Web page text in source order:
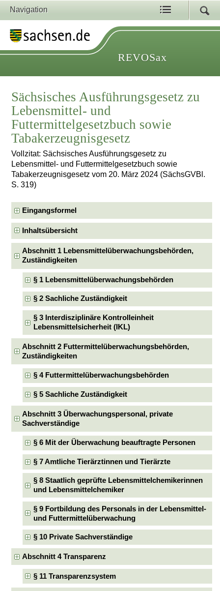
Navigation
REVOSax
Sächsisches Ausführungsgesetz zu
Lebensmittel- und
Futtermittelgesetzbuch sowie
Tabakerzeugnisgesetz
Vollzitat: Sächsisches Ausführungsgesetz zu
Lebensmittel- und Futtermittelgesetzbuch sowie
Tabakerzeugnisgesetz vom 20. März 2024 (SächsGVBl.
S. 319)
Eingangsformel
Inhaltsübersicht
Abschnitt 1 Lebensmittelüberwachungsbehörden,
Zuständigkeiten
§ 1 Lebensmittelüberwachungsbehörden
§ 2 Sachliche Zuständigkeit
§ 3 Interdisziplinäre Kontrolleinheit
Lebensmittelsicherheit (IKL)
Abschnitt 2 Futtermittelüberwachungsbehörden,
Zuständigkeiten
§ 4 Futtermittelüberwachungsbehörden
§ 5 Sachliche Zuständigkeit
Abschnitt 3 Überwachungspersonal, private
Sachverständige
§ 6 Mit der Überwachung beauftragte Personen
§ 7 Amtliche Tierärztinnen und Tierärzte
§ 8 Staatlich geprüfte Lebensmittelchemikerinnen
und Lebensmittelchemiker
§ 9 Fortbildung des Personals in der Lebensmittel-
und Futtermittelüberwachung
§ 10 Private Sachverständige
Abschnitt 4 Transparenz
§ 11 Transparenzsystem